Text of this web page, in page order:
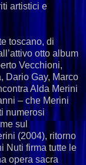
artistici e
toscano, di
otto album
Vecchioni,
Dario Gay, Marco
Alda Merini
– che Merini
numerosi
sul
(2004), ritorno
Nuti firma tutte le
opera sacra